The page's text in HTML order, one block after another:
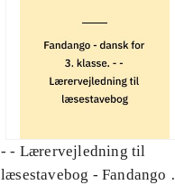
- - Lærervejledning til
læsestavebog - Fandango -